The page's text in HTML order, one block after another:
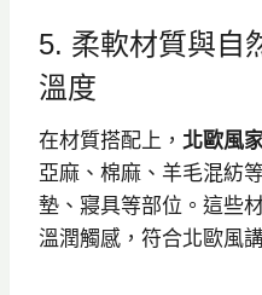
5. 柔軟材質與自
溫度
在材質搭配上， 北歐風
亞麻、棉麻、羊毛混紡
墊、寢具等部位。這些
溫潤觸感，符合北歐風